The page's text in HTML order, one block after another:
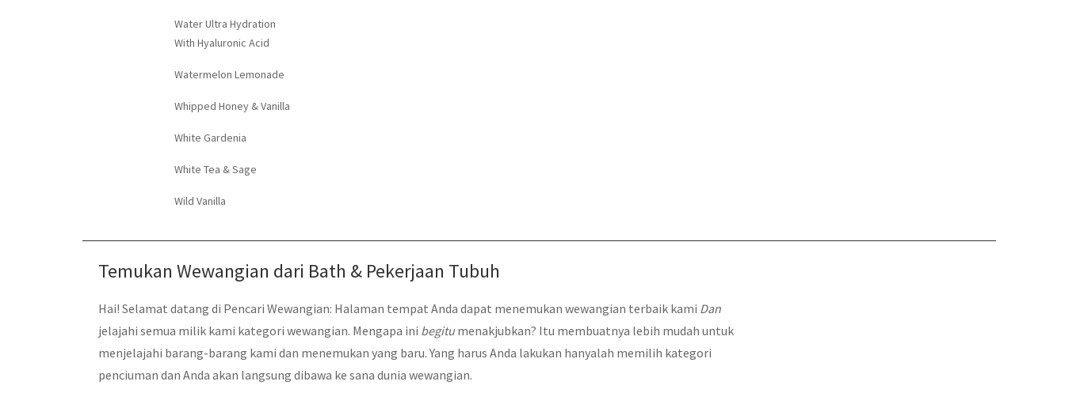
Water Ultra Hydration
With Hyaluronic Acid
Watermelon Lemonade
Whipped Honey & Vanilla
White Gardenia
White Tea & Sage
Wild Vanilla
Temukan Wewangian dari Bath & Pekerjaan Tubuh
Hai! Selamat datang di Pencari Wewangian: Halaman tempat Anda dapat menemukan wewangian terbaik kami Dan
jelajahi semua milik kami kategori wewangian. Mengapa ini begitumenakjubkan? Itu membuatnya lebih mudah untuk
menjelajahi barang-barang kami dan menemukan yang baru. Yang harus Anda lakukan hanyalah memilih kategori
penciuman dan Anda akan langsung dibawa ke sana dunia wewangian.